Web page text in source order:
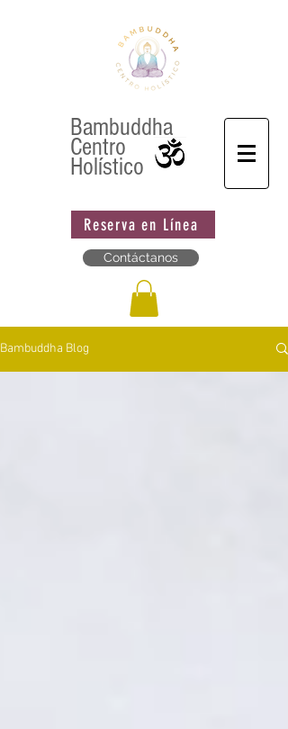
Bambuddha
Centro
Holístico
Reserva en Línea
Contáctanos
Bambuddha Blog